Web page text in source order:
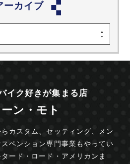
ーカイブ
イク好きが集まる店
ン・モト
カスタム、セッティング、
メン
ペンション専門事業もやってい
ード・ロード・ アメリカンま